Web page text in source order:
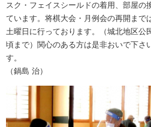
スク・フェイスシールドの着用、部屋の
ています。将棋大会・月例会の再開まで
土曜日に行っております。（城北地区公
頃まで）関心のある方は是非おいで下さ
す。
（鍋島 治）